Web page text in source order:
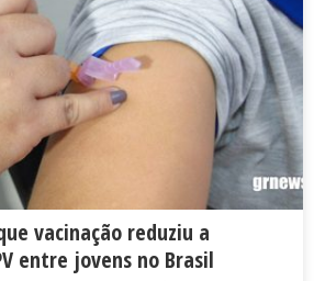
vacinação reduziu a
entre jovens no Brasil